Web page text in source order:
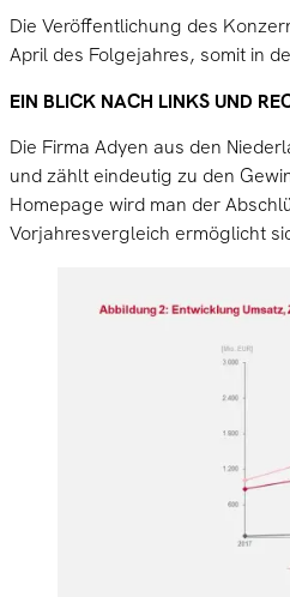
Die Veröffentlichung des
April des Folgejahres, somit in
EIN BLICK NACH LINKS UND
Die Firma Adyen aus den
und zählt eindeutig zu den
Homepage wird man der
Vorjahresvergleich ermöglicht